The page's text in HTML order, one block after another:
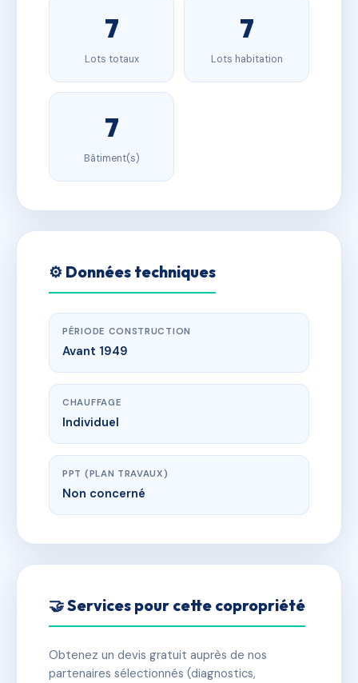
7
Lots totaux
7
Lots habitation
7
Bâtiment(s)
⚙️ Données techniques
PÉRIODE CONSTRUCTION
Avant 1949
CHAUFFAGE
Individuel
PPT (PLAN TRAVAUX)
Non concerné
🤝 Services pour cette copropriété
Obtenez un devis gratuit auprès de nos
partenaires sélectionnés (diagnostics,